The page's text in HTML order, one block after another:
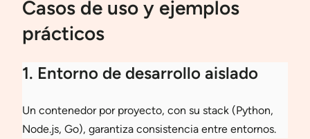
Casos de uso y ejemplos
prácticos
1. Entorno de desarrollo aislado
Un contenedor por proyecto, con su stack (Python,
Node.js, Go), garantiza consistencia entre entornos.